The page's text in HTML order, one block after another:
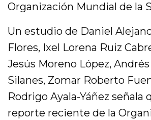
Organización Mundial de la
Un estudio de Daniel
Flores, Ixel Lorena Ruiz
Jesús Moreno López,
Silanes, Zomar Roberto
Rodrigo Ayala-Yáñez señala
reporte reciente de la